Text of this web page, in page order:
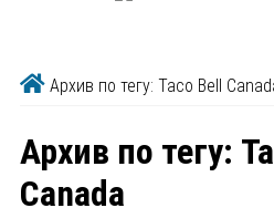
Архив по тегу: Taco Bell
Архив по тегу:
Canada